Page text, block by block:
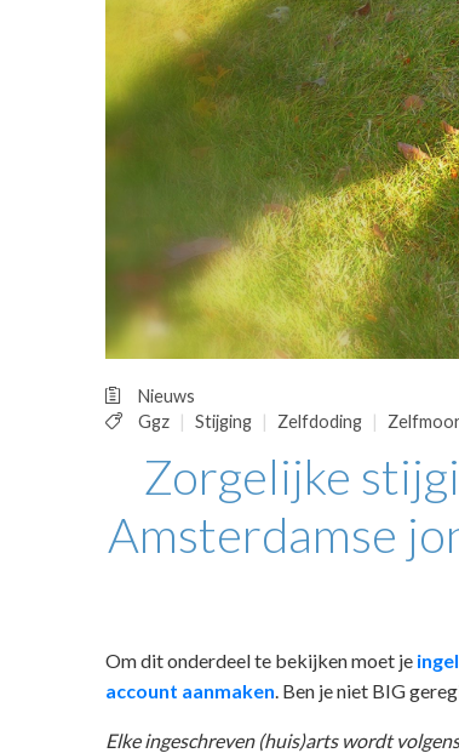
OPINIE
Nieuws
Ggz
Stijging Zelfdoding
Zorgelijke
Amsterdamse
Om dit onderdeel te bekijken moet je
account aanmaken . Ben je niet BIG
Elke ingeschreven (huis)arts wordt